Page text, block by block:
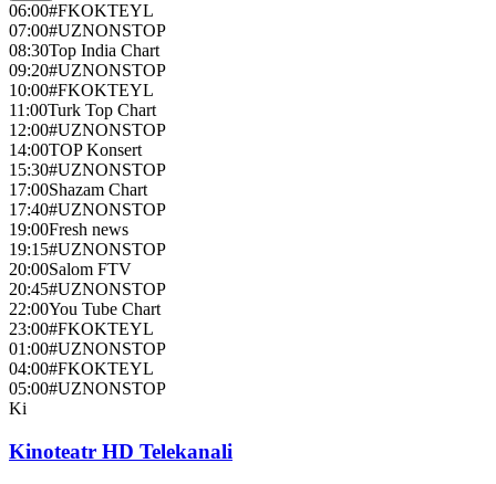
06:00#FKOKTEYL
07:00#UZNONSTOP
08:30Top India Chart
09:20#UZNONSTOP
10:00#FKOKTEYL
11:00Turk Top Chart
12:00#UZNONSTOP
14:00TOP Konsert
15:30#UZNONSTOP
17:00Shazam Chart
17:40#UZNONSTOP
19:00Fresh news
19:15#UZNONSTOP
20:00Salom FTV
20:45#UZNONSTOP
22:00You Tube Chart
23:00#FKOKTEYL
01:00#UZNONSTOP
04:00#FKOKTEYL
05:00#UZNONSTOP
Ki
Kinoteatr HD Telekanali